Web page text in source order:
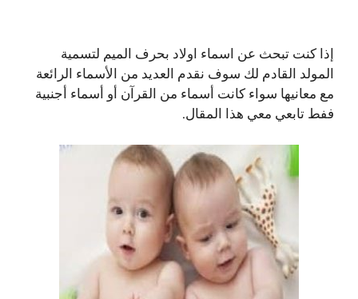
إذا كنت تبحث عن اسماء اولاد بحرف الميم لتسمية
المولد القادم لك سوف نقدم العديد من الأسماء الرائعة
مع معانيها سواء كانت أسماء من القرآن أو أسماء أجنبية
ففط تابعي معي هذا المقال.